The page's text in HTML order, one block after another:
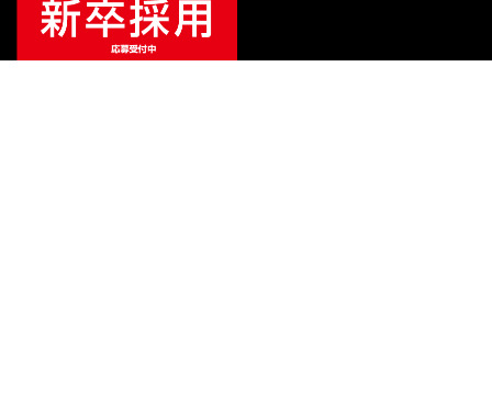
販売価格 ¥46,200（税込）
¥43,450（税込）